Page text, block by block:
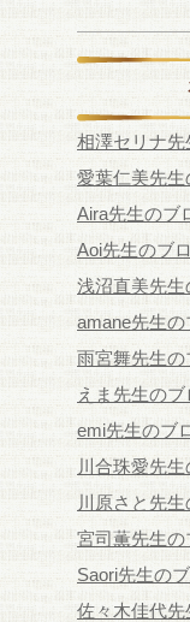
相澤セリナ
愛葉仁美先生
Aira先生のブ
Aoi先生のブ
浅沼直美先生
amane先生の
雨宮舞先生の
えま先生のブ
emi先生のブ
川合珠愛先
川原さと先
宮司薫先生の
Saori先生の
佐々木佳代